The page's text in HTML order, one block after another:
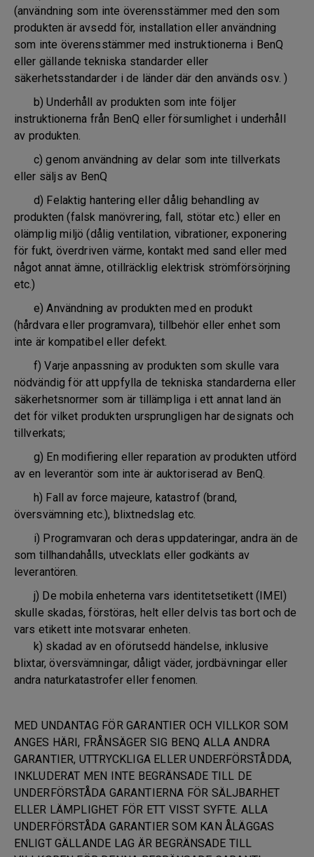
(användning som inte överensstämmer med den som
produkten är avsedd för, installation eller användning
som inte överensstämmer med instruktionerna i BenQ
eller gällande tekniska standarder eller
säkerhetsstandarder i de länder där den används osv. )
b) Underhåll av produkten som inte följer
instruktionerna från BenQ eller försumlighet i underhåll
av produkten.
c) genom användning av delar som inte tillverkats
eller säljs av BenQ
d) Felaktig hantering eller dålig behandling av
produkten (falsk manövrering, fall, stötar etc.) eller en
olämplig miljö (dålig ventilation, vibrationer, exponering
för fukt, överdriven värme, kontakt med sand eller med
något annat ämne, otillräcklig elektrisk strömförsörjning
etc.)
e) Användning av produkten med en produkt
(hårdvara eller programvara), tillbehör eller enhet som
inte är kompatibel eller defekt.
f) Varje anpassning av produkten som skulle vara
nödvändig för att uppfylla de tekniska standarderna eller
säkerhetsnormer som är tillämpliga i ett annat land än
det för vilket produkten ursprungligen har designats och
tillverkats;
g) En modifiering eller reparation av produkten utförd
av en leverantör som inte är auktoriserad av BenQ.
h) Fall av force majeure, katastrof (brand,
översvämning etc.), blixtnedslag etc.
i) Programvaran och deras uppdateringar, andra än de
som tillhandahålls, utvecklats eller godkänts av
leverantören.
j) De mobila enheterna vars identitetsetikett (IMEI)
skulle skadas, förstöras, helt eller delvis tas bort och de
vars etikett inte motsvarar enheten.
k) skadad av en oförutsedd händelse, inklusive
blixtar, översvämningar, dåligt väder, jordbävningar eller
andra naturkatastrofer eller fenomen.
MED UNDANTAG FÖR GARANTIER OCH VILLKOR SOM
ANGES HÄRI, FRÅNSÄGER SIG BENQ ALLA ANDRA
GARANTIER, UTTRYCKLIGA ELLER UNDERFÖRSTÅDDA,
INKLUDERAT MEN INTE BEGRÄNSADE TILL DE
UNDERFÖRSTÅDA GARANTIERNA FÖR SÄLJBARHET
ELLER LÄMPLIGHET FÖR ETT VISST SYFTE. ALLA
UNDERFÖRSTÅDA GARANTIER SOM KAN ÅLÄGGAS
ENLIGT GÄLLANDE LAG ÄR BEGRÄNSADE TILL